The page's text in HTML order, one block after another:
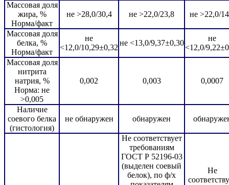
Массовая доля
жира, %
Норма/факт
не >28,0/30,4 не >22,0/23,8 не >22,0/
Массовая доля
белка, %
Норма/факт
не
<12,0/10,29±0,32
не <13,0/9,37±0,30
не
<12,0/
Массовая доля
нитрита
натрия, %
Норма: не
>0,005
0,002 0,003 0,0007
Наличие
соевого белка
(гистология)
не обнаружен обнаружен
Не соответствует
требованиям
ГОСТ Р 52196-03
(выделен соевый
белок), по ф/х
Не